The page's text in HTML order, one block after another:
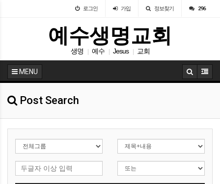
로그인 가입 정보찾기 296
예수생명교회
생명 예수 Jesus 교회
MENU
Post Search